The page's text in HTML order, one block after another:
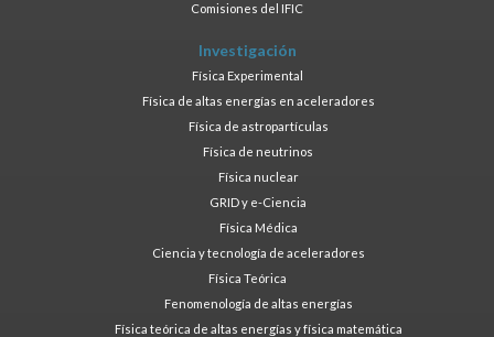
Comisiones del IFIC
Investigación
Física Experimental
Física de altas energías en aceleradores
Física de astropartículas
Física de neutrinos
Física nuclear
GRID y e-Ciencia
Física Médica
Ciencia y tecnología de aceleradores
Física Teórica
Fenomenología de altas energías
Física teórica de altas energías y física matemática